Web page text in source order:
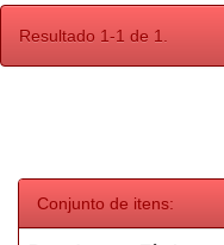
Resultado 1-1 de 1.
Conjunto de itens: